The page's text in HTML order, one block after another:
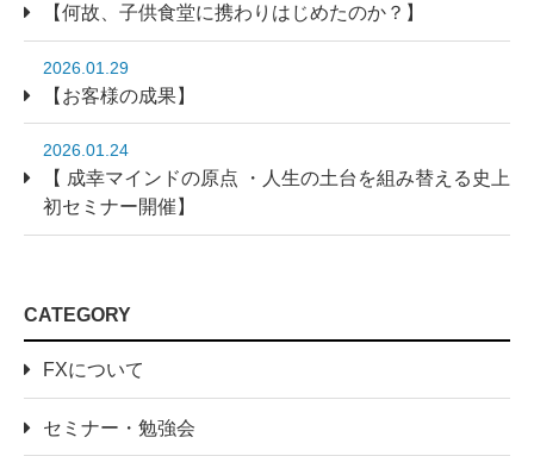
【何故、子供食堂に携わりはじめたのか？】
2026.01.29
【お客様の成果】
2026.01.24
【 成幸マインドの原点 ・人生の土台を組み替える史上
初セミナー開催】
CATEGORY
FXについて
セミナー・勉強会